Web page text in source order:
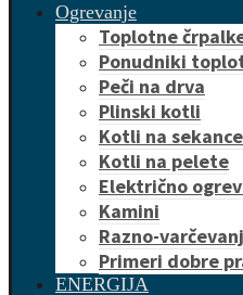
Ogrevanje
Toplotne
Ponudniki
Peči na drva
Plinski kotli
Kotli na sekance
Kotli na pelete
Električno
Kamini
Razno-
Primeri dobre
ENERGIJA